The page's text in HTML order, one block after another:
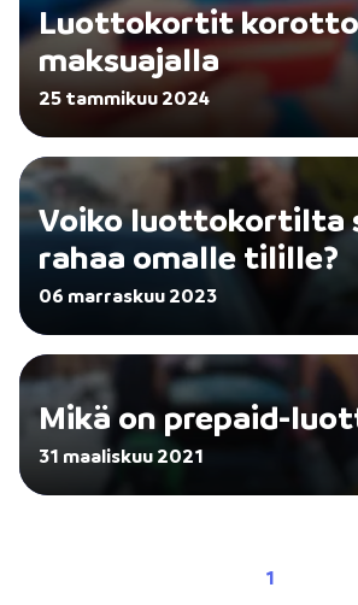
Luottokortit
maksuajalla
25 tammikuu 2024
Voiko luottokortilta
rahaa omalle tilille?
06 marraskuu 2023
Mikä on prepaid-
31 maaliskuu 2021
1